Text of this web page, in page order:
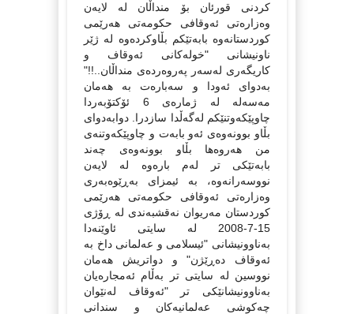
كردنی قورئان بۆ منداڵان لە لایەن
وەزارەتی ئەوقافی حكومەتی هەرێمی
كوردستانەوە بابەتێكم بڵاوكردەوە لە ژێر
ناونیشانی "خولەكانی ئەوقاف و
كاریگەری لەسەر پەروەردەی منداڵان..!!"
بەدوای ئەودا و سەبارەت بە هەمان
مەسەلە لە ژمارەی 6 ئۆكتۆبەردا
چاوپێكەوتنێكم لەگەڵدا سازدرا. دوابەدوای
بڵاو بوونەوەی ئەو بابەت و چاوپێكەوتنەی
من هەروەها بڵاو بوونەوەی چەند
بابەتێكی تر لەم بارەوە لە لایەن
نووسەرانەوە، بە ئیمزای بەڕێوەبەری
وەزارەتی ئەوقافی حكومەتی هەرێمی
كوردستان مەریوان نەقشبەندی لە ڕۆژی
15-7-2008 لە سایتی ئاوێنەدا
بەناوونیشانی "ئیسلامی و عەلمانی داخ بە
ئەوقاف دەڕێژن" و دواتریش هەمان
نووسین لە سایتی تر بەڵام ئەمجارەیان
بەناوونیشانێكی تر "ئه‌وقاف له‌نێوان
چه‌كوشی عه‌لمانیه‌كان و سندانی